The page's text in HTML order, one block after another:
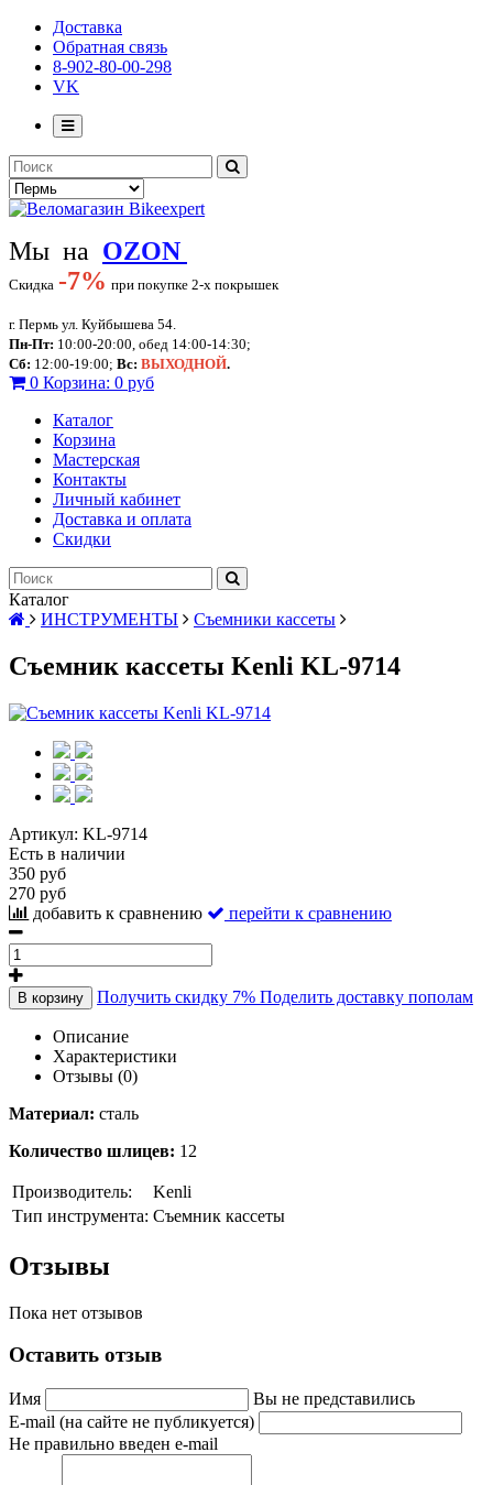
Доставка
Обратная связь
8-902-80-00-298
VK
Мы на OZON
Скидка -7% при покупке 2-х покрышек
г. Пермь ул. Куйбышева 54.
Пн-Пт: 10:00-20:00, обед 14:00-14:30;
Сб: 12:00-19:00; Вс: ВЫХОДНОЙ.
0 Корзина: 0 руб
Каталог
Корзина
Мастерская
Контакты
Личный кабинет
Доставка и оплата
Скидки
Каталог
ИНСТРУМЕНТЫ
Съемники кассеты
Съемник кассеты Kenli KL-9714
Артикул: KL-9714
Есть в наличии
350 руб
270 руб
добавить к сравнению
перейти к сравнению
В корзину Получить скидку 7% Поделить доставку пополам
Описание
Характеристики
Отзывы (0)
Материал: сталь
Количество шлицев: 12
Производитель:
Kenli
Тип инструмента: Съемник кассеты
Отзывы
Пока нет отзывов
Оставить отзыв
Имя
Вы не представились
E-mail (на сайте не публикуется)
Не правильно введен e-mail